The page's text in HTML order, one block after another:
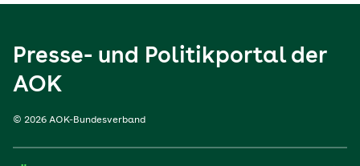
Presse- und Politikportal der
AOK
© 2026 AOK-Bundesverband